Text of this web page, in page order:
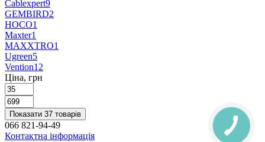
Cablexpert9
GEMBIRD2
HOCO1
Maxter1
MAXXTRO1
Ugreen5
Vention12
Ціна, грн
Показати 37 товарів
066 821-94-49
Контактна інформація